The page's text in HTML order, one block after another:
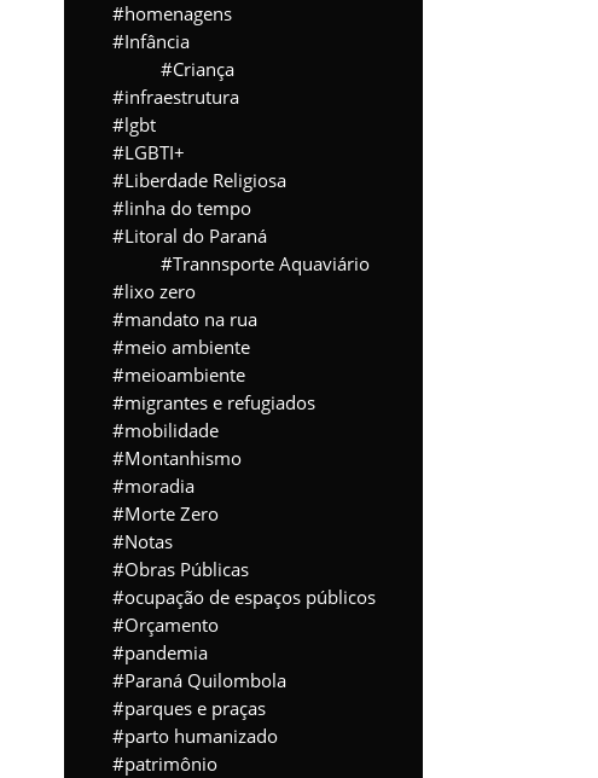
homenagens
Infância
Criança
infraestrutura
lgbt
LGBTI+
Liberdade Religiosa
linha do tempo
Litoral do Paraná
Trannsporte Aquaviário
lixo zero
mandato na rua
meio ambiente
meioambiente
migrantes e refugiados
mobilidade
Montanhismo
moradia
Morte Zero
Notas
Obras Públicas
ocupação de espaços públicos
Orçamento
pandemia
Paraná Quilombola
parques e praças
parto humanizado
patrimônio